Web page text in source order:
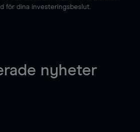
för dina investeringsbeslut.
nyheter